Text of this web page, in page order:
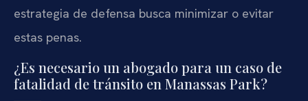
estrategia de defensa busca minimizar o evitar
estas penas.
¿Es necesario un abogado para un caso de
fatalidad de tránsito en Manassas Park?